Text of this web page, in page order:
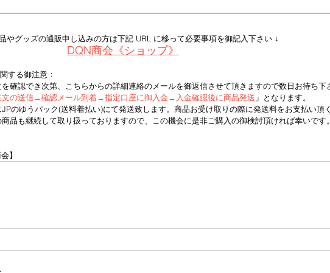
やグッズの通販申し込みの方は下記 URL に移って必要事項を御記入下さい ↓
DQN商会《ショップ》
する御注意：
文を確認でき次第、こちらからの詳細連絡のメールを御返信させて頂きますので数日お待ち
文の送信→確認メール到着→指定口座に御入金→入金確認後に商品発送 」となります。
はJPのゆうパック(送料着払い)にて発送致します。商品お受け取りの際に発送料をお支払い
の商品も継続して取り扱っておりますので、この機会に是非ご購入の御検討頂ければ幸いで
】